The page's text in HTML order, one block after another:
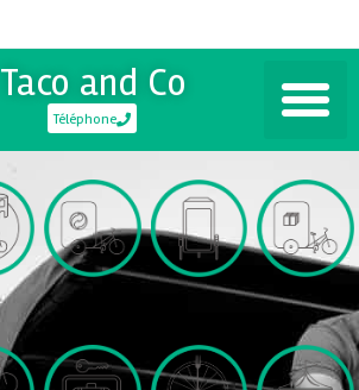
Taco and Co
Téléphone